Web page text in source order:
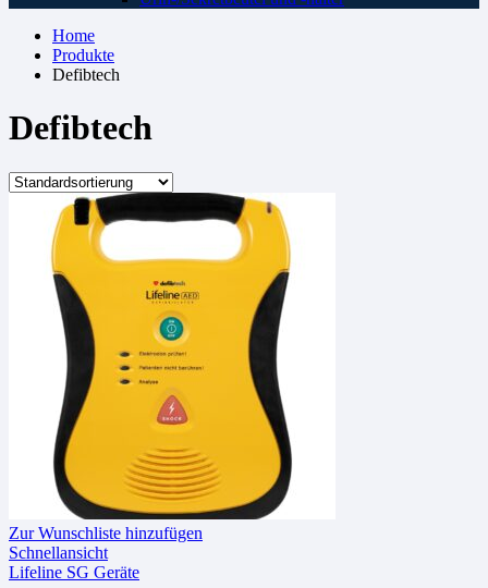
Home
Produkte
Defibtech
Defibtech
Zur Wunschliste hinzufügen
Schnellansicht
Lifeline SG Geräte